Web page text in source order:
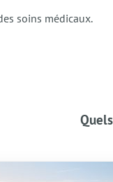
soins médicaux.